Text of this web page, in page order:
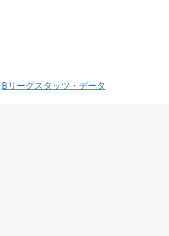
Bリーグスタッツ・データ